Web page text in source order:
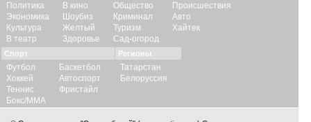
Политика
Экономика
Культура
В театр
В кино
Шоубиз
Желтый
Здоровье
Общество
Криминал
Туризм
Сад-огород
Происшествия
Авто
Хайтек
Спорт
Футбол
Хоккей
Теннис
Бокс/ММА
Баскетбол
Автоспорт
Фристайл
Регионы
Татарстан
Белоруссия